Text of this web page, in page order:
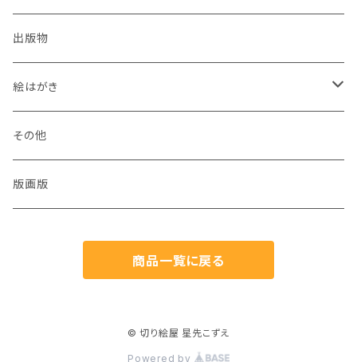
出版物
絵はがき
犬
猫
その他
版画版
商品一覧に戻る
© 切り絵屋 星先こずえ
Powered by